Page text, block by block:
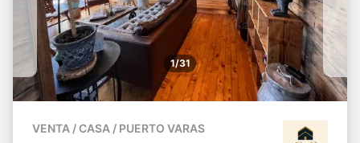
1/31
VENTA / CASA / PUERTO VARAS